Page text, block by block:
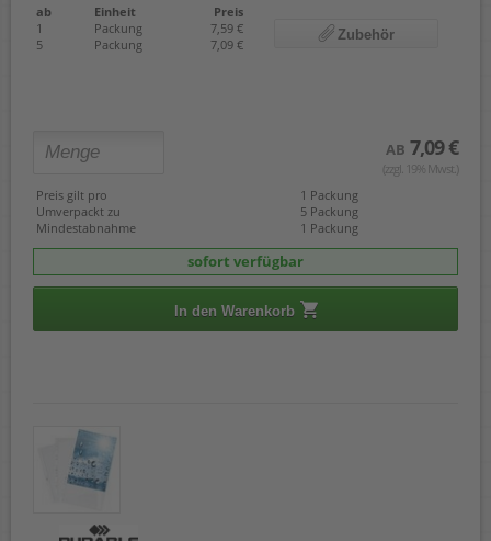
ab Einheit
Preis
1
Packung
7,59 €
5
Packung 7,09 €
Zubehör
AB 7,09 €
(zzgl. 19% Mwst.)
Preis gilt pro
1 Packung
Umverpackt zu
5 Packung
Mindestabnahme
1 Packung
sofort verfügbar
In den Warenkorb